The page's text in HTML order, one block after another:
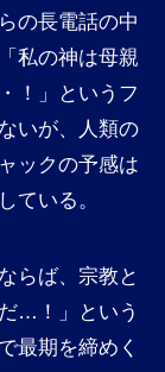
の長電話の中
私の神は母親
！」というフ
いが、人類の
ックの予感は
ている。
らば、宗教と
…！」という
最期を締めく